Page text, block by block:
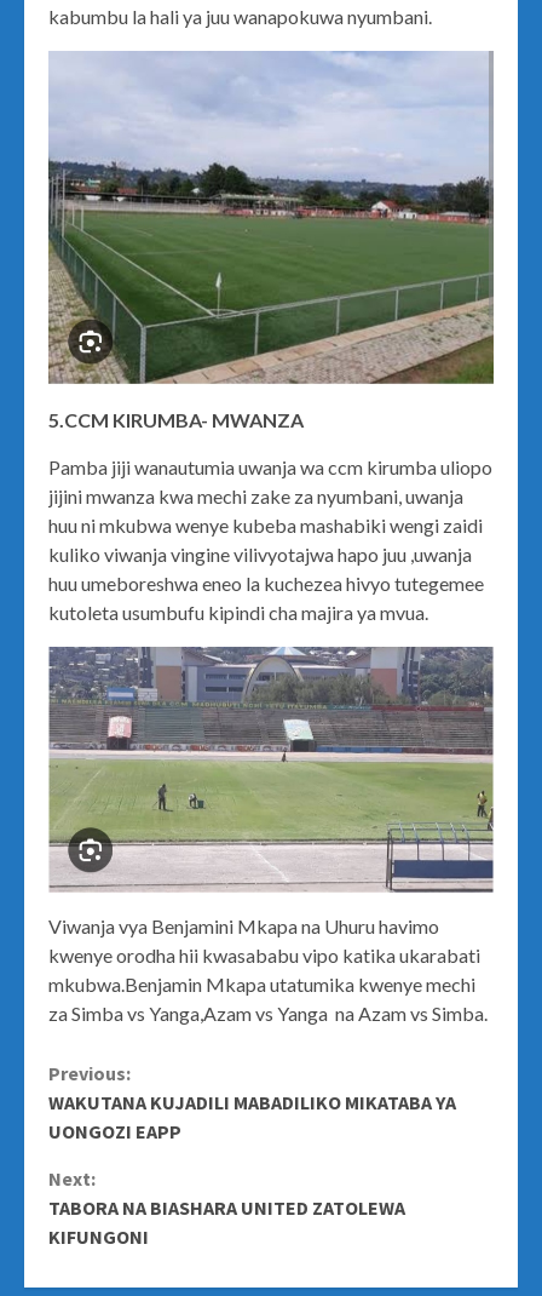
kabumbu la hali ya juu wanapokuwa nyumbani.
5.CCM KIRUMBA- MWANZA
Pamba jiji wanautumia uwanja wa ccm kirumba uliopo
jijini mwanza kwa mechi zake za nyumbani, uwanja
huu ni mkubwa wenye kubeba mashabiki wengi zaidi
kuliko viwanja vingine vilivyotajwa hapo juu ,uwanja
huu umeboreshwa eneo la kuchezea hivyo tutegemee
kutoleta usumbufu kipindi cha majira ya mvua.
Viwanja vya Benjamini Mkapa na Uhuru havimo
kwenye orodha hii kwasababu vipo katika ukarabati
mkubwa.Benjamin Mkapa utatumika kwenye mechi
za Simba vs Yanga,Azam vs Yanga na Azam vs Simba.
Continue
Reading
Previous:
WAKUTANA KUJADILI MABADILIKO MIKATABA YA
UONGOZI EAPP
Next:
TABORA NA BIASHARA UNITED ZATOLEWA
KIFUNGONI